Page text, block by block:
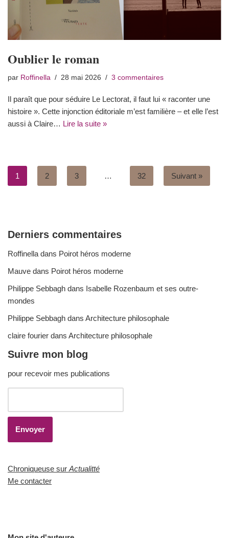
Oublier le roman
par Roffinella 28 mai 2026 3 commentaires
Il paraît que pour séduire Le Lectorat, il faut lui « raconter une
histoire ». Cette injonction éditoriale m’est familière – et elle l’est
aussi à Claire… Lire la suite »
1 2 3 … 32 Suivant »
Derniers commentaires
Roffinella dans Poirot héros moderne
Mauve dans Poirot héros moderne
Philippe Sebbagh dans Isabelle Rozenbaum et ses outre-
mondes
Philippe Sebbagh dans Architecture philosophale
claire fourier dans Architecture philosophale
Suivre mon blog
pour recevoir mes publications
Chroniqueuse sur Actualitté
Me contacter